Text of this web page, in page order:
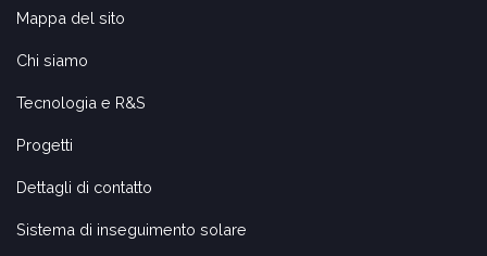
Mappa del sito
Chi siamo
Tecnologia e R&S
Progetti
Dettagli di contatto
Sistema di inseguimento solare